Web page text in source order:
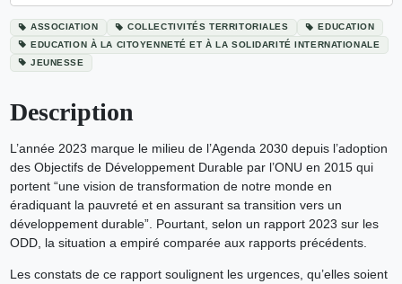
ASSOCIATION COLLECTIVITÉS TERRITORIALES
EDUCATION
EDUCATION À LA CITOYENNETÉ ET À LA SOLIDARITÉ INTERNATIONALE
JEUNESSE
Description
L’année 2023 marque le milieu de l’Agenda 2030 depuis l’adoption
des Objectifs de Développement Durable par l’ONU en 2015 qui
portent “une vision de transformation de notre monde en
éradiquant la pauvreté et en assurant sa transition vers un
développement durable”. Pourtant, selon un rapport 2023 sur les
ODD, la situation a empiré comparée aux rapports précédents.
Les constats de ce rapport soulignent les urgences, qu’elles soient